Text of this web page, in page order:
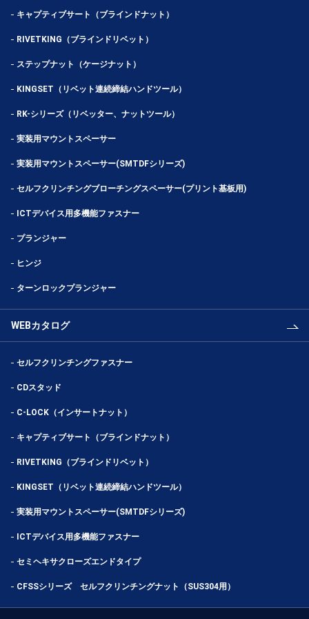
キャプティブサート（ブラインドナット）
RIVETKING（ブラインドリベット）
ステップナット（ケージナット）
KINGSET（リベット連続締結ハンドツール）
RK-シリーズ（リベッター、ナットツール）
実装用マウントスペーサー
実装用マウントスペーサー(SMTDFシリーズ)
セルフクリンチングブローチングスペーサー(プリント基板用)
ICTデバイス用多機能ファスナー
プランジャー
ヒンジ
ターンロックプランジャー
WEBカタログ
セルフクリンチングファスナー
CDスタッド
C-LOCK（インサートナット）
キャプティブサート（ブラインドナット）
RIVETKING（ブラインドリベット）
KINGSET（リベット連続締結ハンドツール）
実装用マウントスペーサー(SMTDFシリーズ)
ICTデバイス用多機能ファスナー
セミヘキサクローズエンドタイプ
CFSSシリーズ セルフクリンチングナット（SUS304用）